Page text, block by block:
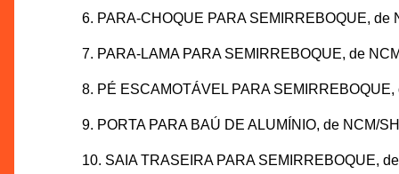
6. PARA-CHOQUE PARA SEMIRREBOQUE,
7. PARA-LAMA PARA SEMIRREBOQUE, de
8. PÉ ESCAMOTÁVEL PARA
9. PORTA PARA BAÚ DE ALUMÍNIO, de NCM/
10. SAIA TRASEIRA PARA SEMIRREBOQUE,